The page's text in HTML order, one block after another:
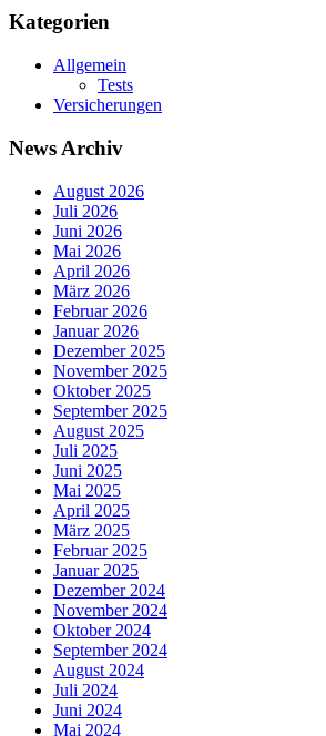
Kategorien
Allgemein
Tests
Versicherungen
News Archiv
August 2026
Juli 2026
Juni 2026
Mai 2026
April 2026
März 2026
Februar 2026
Januar 2026
Dezember 2025
November 2025
Oktober 2025
September 2025
August 2025
Juli 2025
Juni 2025
Mai 2025
April 2025
März 2025
Februar 2025
Januar 2025
Dezember 2024
November 2024
Oktober 2024
September 2024
August 2024
Juli 2024
Juni 2024
Mai 2024